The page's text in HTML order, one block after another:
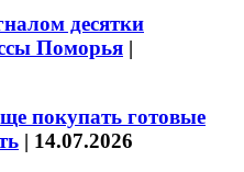
десятки
Поморья |
покупать готовые
| 14.07.2026